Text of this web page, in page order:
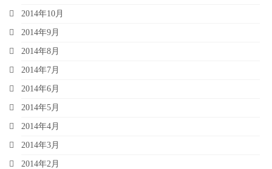
2014年10月
2014年9月
2014年8月
2014年7月
2014年6月
2014年5月
2014年4月
2014年3月
2014年2月